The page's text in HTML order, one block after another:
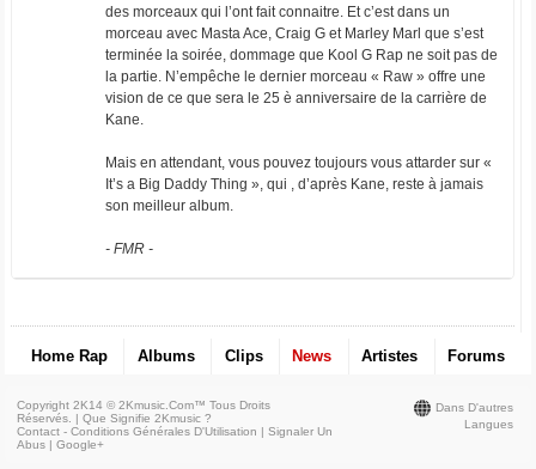
des morceaux qui l’ont fait connaitre. Et c’est dans un
morceau avec Masta Ace, Craig G et Marley Marl que s’est
terminée la soirée, dommage que Kool G Rap ne soit pas de
la partie. N’empêche le dernier morceau « Raw » offre une
vision de ce que sera le 25 è anniversaire de la carrière de
Kane.
Mais en attendant, vous pouvez toujours vous attarder sur «
It’s a Big Daddy Thing », qui , d’après Kane, reste à jamais
son meilleur album.
- FMR -
Home Rap Albums Clips News Artistes Forums
Dans D'autres
Langues
Copyright 2K14 © 2Kmusic.com™Tous Droits
Réservés . |Que Signifie 2Kmusic ?
Contact - Conditions Générales D'Utilisation |Signaler Un
Abus |Google+